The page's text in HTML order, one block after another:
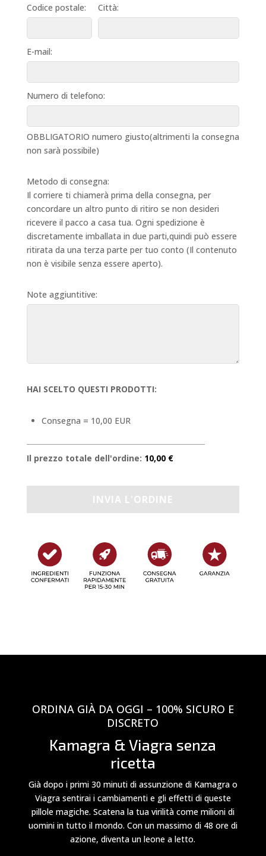
Codice postale: Città:
E-mail:
Numero di telefono:
OBBLIGATORIO numero giusto(altrimenti la consegna
non sarà possibile)
Metodo di consegna:
Il corriere ti chiamerà prima della consegna, per
concordare un altro punto di ritiro se non desideri
ricevere il pacco a casa tua. Ogni spedizione è
discretamente imballata in due parti,quindi può essere
ritirata da una terza parte per tuo conto (Il contenuto
non è visibile senza essere aperto).
Note aggiuntitive:
HAI SCELTO QUESTI PRODOTTI:
Consegna = 10,00 EUR
Il prezzo totale dell'ordine: 10,00 €
ORDINA GIÀ DA OGGI – 100% SICURO E
DISCRETO
Kamagra & Viagra senza
ricetta
Già dopo i primi 30 minuti di assunzione di Kamagra o
Viagra sentirai i cambiamenti e gli effetti di queste
pillole magiche. Scatena la tua virilità come milioni di
uomini in tutto il mondo. Con un massimo di 48 ore di
azione, diventa un leone a letto.